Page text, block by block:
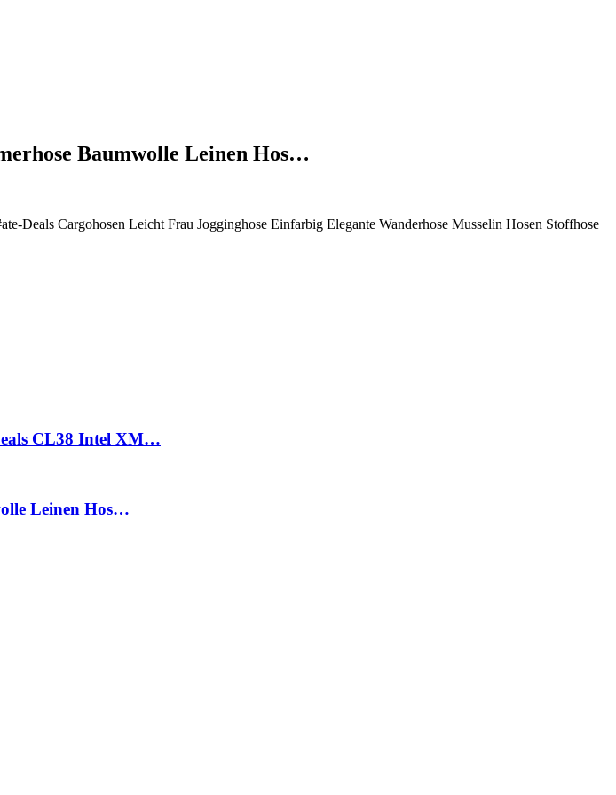
Baumwolle Leinen Hos…
Deals Cargohosen Leicht Frau Jogginghose Einfarbig Elegante Wanderhose Musselin Hosen Stoffhose
CL38 Intel XM…
Leinen Hos…